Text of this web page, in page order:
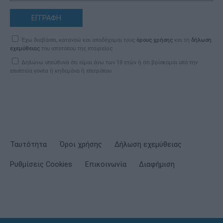
ΕΓΓΡΑΦΗ
Έχω διαβάσει, κατανοώ και αποδέχομαι τους όρους χρήσης και τη δήλωση
εχεμύθειας του ιστοτόπου της εταιρείας
Δηλώνω υπεύθυνα ότι είμαι άνω των 18 ετών ή ότι βρίσκομαι υπό την
εποπτεία γονέα ή κηδεμόνα ή επιτρόπου
Ταυτότητα Όροι χρήσης Δήλωση εχεμύθειας
Ρυθμίσεις Cookies Επικοινωνία Διαφήμιση